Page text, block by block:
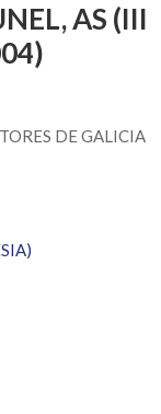
AS (III
DE GALICIA